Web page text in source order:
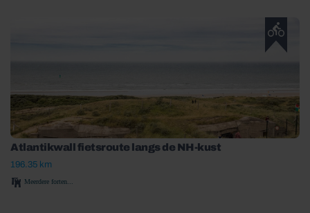
Atlantikwall fietsroute langs de NH-kust
196.35 km
Meerdere forten...